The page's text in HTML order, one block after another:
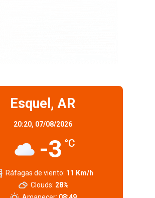
Esquel, AR
20:20, 07/08/2026
-3 °C
Ráfagas de viento: 11 Km/h
Clouds: 28%